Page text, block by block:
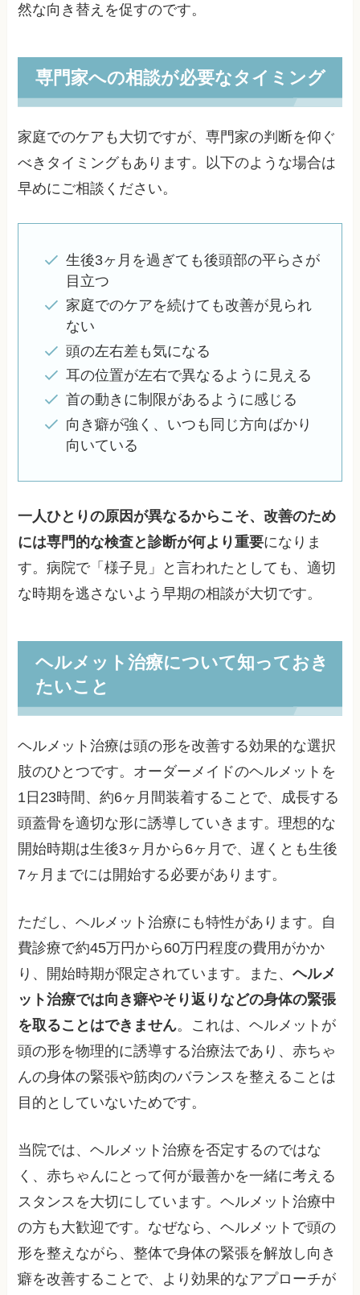
然な向き替えを促すのです。
専門家への相談が必要なタイミング
家庭でのケアも大切ですが、専門家の判断を仰ぐ
べきタイミングもあります。以下のような場合は
早めにご相談ください。
生後3ヶ月を過ぎても後頭部の平らさが
目立つ
家庭でのケアを続けても改善が見られ
ない
頭の左右差も気になる
耳の位置が左右で異なるように見える
首の動きに制限があるように感じる
向き癖が強く、いつも同じ方向ばかり
向いている
一人ひとりの原因が異なるからこそ、改善のため
には専門的な検査と診断が何より重要になりま
す。病院で「様子見」と言われたとしても、適切
な時期を逃さないよう早期の相談が大切です。
ヘルメット治療について知っておき
たいこと
ヘルメット治療は頭の形を改善する効果的な選択
肢のひとつです。オーダーメイドのヘルメットを
1日23時間、約6ヶ月間装着することで、成長する
頭蓋骨を適切な形に誘導していきます。理想的な
開始時期は生後3ヶ月から6ヶ月で、遅くとも生後
7ヶ月までには開始する必要があります。
ただし、ヘルメット治療にも特性があります。自
費診療で約45万円から60万円程度の費用がかか
り、開始時期が限定されています。また、ヘルメ
ット治療では向き癖やそり返りなどの身体の緊張
を取ることはできません。これは、ヘルメットが
頭の形を物理的に誘導する治療法であり、赤ちゃ
んの身体の緊張や筋肉のバランスを整えることは
目的としていないためです。
当院では、ヘルメット治療を否定するのではな
く、赤ちゃんにとって何が最善かを一緒に考える
スタンスを大切にしています。ヘルメット治療中
の方も大歓迎です。なぜなら、ヘルメットで頭の
形を整えながら、整体で身体の緊張を解放し向き
癖を改善することで、より効果的なアプローチが